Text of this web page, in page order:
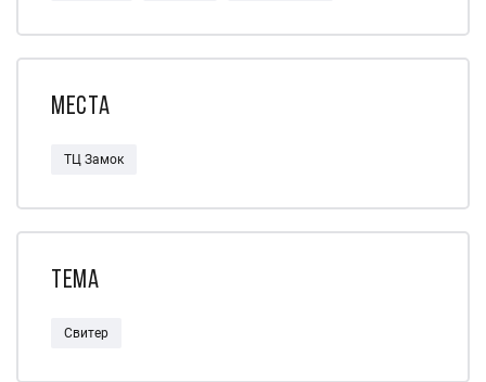
Места
ТЦ Замок
Тема
Свитер